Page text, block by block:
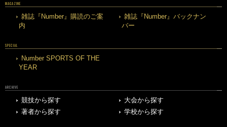
MAGAZINE
雑誌『Number』購読のご案
内
雑誌『Number』バックナン
バー
SPECIAL
Number SPORTS OF THE
YEAR
ARCHIVE
競技から探す
大会から探す
著者から探す
学校から探す